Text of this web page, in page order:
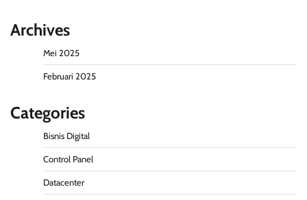
Archives
Mei 2025
Februari 2025
Categories
Bisnis Digital
Control Panel
Datacenter